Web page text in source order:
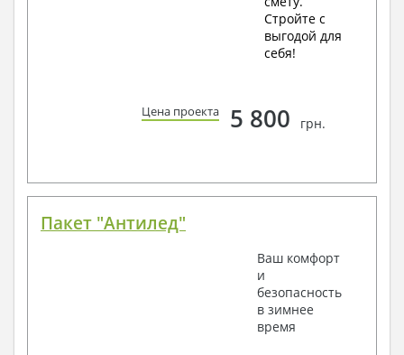
Стройте с
выгодой для
себя!
Цена проекта 5 800 грн.
Пакет "Антилед"
Ваш комфорт
и
безопасность
в зимнее
время